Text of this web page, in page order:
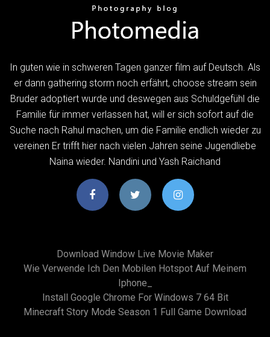
In guten wie in schweren Tagen ganzer film auf Deutsch. Als
er dann gathering storm noch erfährt, choose stream sein
Bruder adoptiert wurde und deswegen aus Schuldgefühl die
Familie für immer verlassen hat, will er sich sofort auf die
Suche nach Rahul machen, um die Familie endlich wieder zu
vereinen Er trifft hier nach vielen Jahren seine Jugendliebe
Naina wieder. Nandini und Yash Raichand
Download Window Live Movie Maker
Wie Verwende Ich Den Mobilen Hotspot Auf Meinem
Iphone_
Install Google Chrome For Windows 7 64 Bit
Minecraft Story Mode Season 1 Full Game Download